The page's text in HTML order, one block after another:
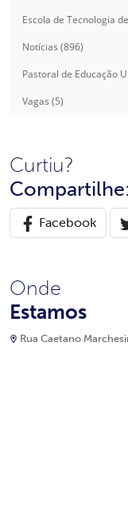
Escola de Tecnologia
Notícias (896)
Pastoral de Educação
Vagas (5)
Curtiu?
Compartilhe:
Facebook
Onde
Estamos
Rua Caetano